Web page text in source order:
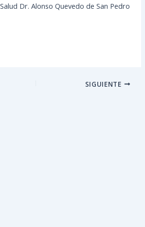
Dr. Alonso Quevedo de San Pedro
SIGUIENTE